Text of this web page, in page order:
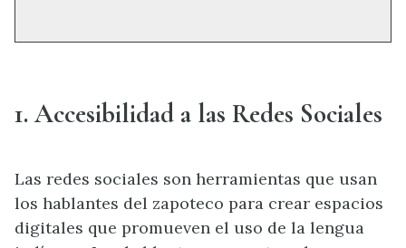
1. Accesibilidad a las Redes Sociales
Las redes sociales son herramientas que usan
los hablantes del zapoteco para crear espacios
digitales que promueven el uso de la lengua